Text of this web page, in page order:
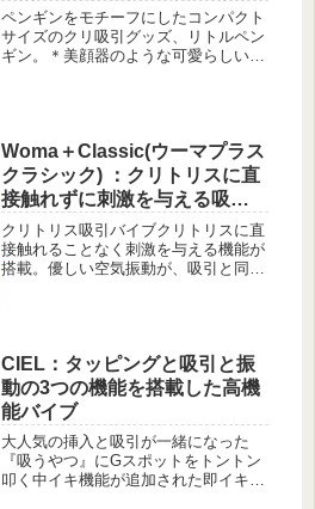
ペンギンをモチーフにしたコンパクト
サイズのクリ吸引グッズ、リトルペン
ギン。＊美顔器のような可愛らしい見
プなのに、その吸引力は最高クラス。
ラブトリップでベストセラーを誇る人
気No.1のクリトリス吸引バイブです。
全3色展開でお好きなカラーを選べま
す。
Woma＋Classic(ウーマプラス
クラシック) ：クリトリスに直
接触れずに刺激を与える吸引
＆空気振動バイブ
クリトリス吸引バイブクリトリスに直
接触れることなく刺激を与える機能が
搭載。優しい空気振動が、吸引と同時
CIEL：タッピングと吸引と振
動の3つの機能を搭載した高機
能バイブ
大人気の挿入と吸引が一緒になった
『吸うやつ』にGスポットをトントン
叩く中イキ機能が追加された即イキ必